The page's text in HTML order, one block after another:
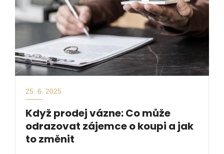
25. 6. 2025
Když prodej vázne: Co může
odrazovat zájemce o koupi a jak
to změnit